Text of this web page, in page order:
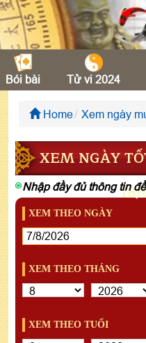
Bói bài Tử vi 2024
Home Xem ngày
XEM NGÀY
Nhập đầy đủ thông tin
XEM THEO NGÀY
XEM THEO THÁNG
XEM THEO TUỔI